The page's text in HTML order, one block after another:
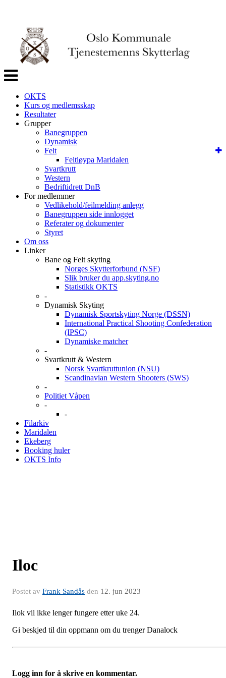
Veksle
navigasjon
OKTS
Kurs og medlemsskap
Resultater
Grupper
Banegruppen
Dynamisk
Felt
Feltløypa Maridalen
Svartkrutt
Western
Bedriftidrett DnB
For medlemmer
Vedlikehold/feilmelding anlegg
Banegruppen side innlogget
Referater og dokumenter
Styret
Om oss
Linker
Bane og Felt skyting
Norges Skytterforbund (NSF)
Slik bruker du app.skyting.no
Statistikk OKTS
-
Dynamisk Skyting
Dynamisk Sportskyting Norge (DSSN)
International Practical Shooting Confederation
(IPSC)
Dynamiske matcher
-
Svartkrutt & Western
Norsk Svartkruttunion (NSU)
Scandinavian Western Shooters (SWS)
-
Politiet Våpen
-
-
Filarkiv
Maridalen
Ekeberg
Booking huler
OKTS Info
Iloc
Postet av Frank Sandås den 12. jun 2023
Ilok vil ikke lenger fungere etter uke 24.
Gi beskjed til din oppmann om du trenger Danalock
Logg inn for å skrive en kommentar.